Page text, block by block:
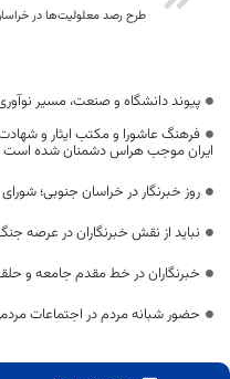
پیوند دانشگاه و صنعت، مسیر
فرهنگ عاشورا و مکتب ایثار و
ایران موجب هراس دشمنان شده است
روز خبرنگار در خراسان جنوبی؛
نباید از نقش خبرنگاران در عرصه
خبرنگاران در خط مقدم جامعه و
حضور شبانه مردم در اجتماعات مردمی